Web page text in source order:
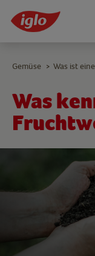
Was
Gemüse > Was ist